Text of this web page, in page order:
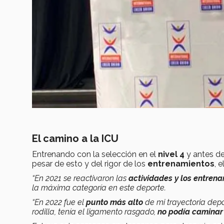
El camino a la ICU
Entrenando con la selección en el nivel 4 y antes
pesar de esto y del rigor de los entrenamientos,
“En 2021 se reactivaron las actividades y los
la máxima categoría en este deporte.
“En 2022 fue el punto más alto de mi trayectoria
rodilla, tenía el ligamento rasgado, no podía caminar